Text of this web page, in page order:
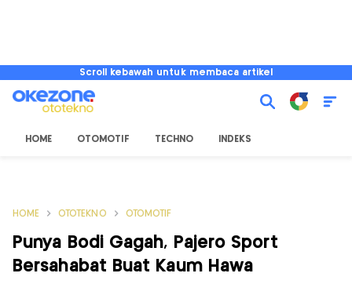
Scroll kebawah untuk membaca artikel
HOME OTOMOTIF TECHNO INDEKS
HOME OTOTEKNO OTOMOTIF
Punya Bodi Gagah, Pajero Sport
Bersahabat Buat Kaum Hawa